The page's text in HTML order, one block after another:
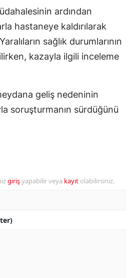
ardından
hastaneye kaldırılarak
sağlık durumlarının
kazayla ilgili inceleme
geliş nedeninin
soruşturmanın sürdüğünü
girişyapabilir veya kayıt olabilirsiniz.